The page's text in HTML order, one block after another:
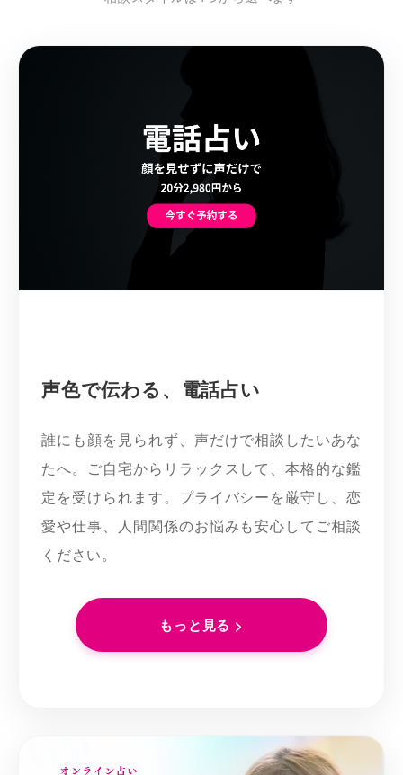
声色で伝わる、電話占い
誰にも顔を見られず、声だけで相談したいあな
たへ。ご自宅からリラックスして、本格的な鑑
定を受けられます。プライバシーを厳守し、恋
愛や仕事、人間関係のお悩みも安心してご相談
ください。
もっと見る >